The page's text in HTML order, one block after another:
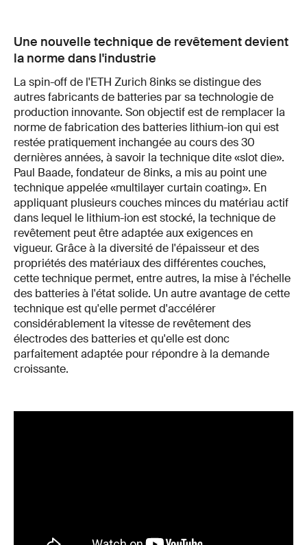
Une nouvelle technique de revêtement devient
la norme dans l'industrie
La spin-off de l'ETH Zurich 8inks se distingue des
autres fabricants de batteries par sa technologie de
production innovante. Son objectif est de remplacer la
norme de fabrication des batteries lithium-ion qui est
restée pratiquement inchangée au cours des 30
dernières années, à savoir la technique dite «slot die».
Paul Baade, fondateur de 8inks, a mis au point une
technique appelée «multilayer curtain coating». En
appliquant plusieurs couches minces du matériau actif
dans lequel le lithium-ion est stocké, la technique de
revêtement peut être adaptée aux exigences en
vigueur. Grâce à la diversité de l'épaisseur et des
propriétés des matériaux des différentes couches,
cette technique permet, entre autres, la mise à l'échelle
des batteries à l'état solide. Un autre avantage de cette
technique est qu'elle permet d'accélérer
considérablement la vitesse de revêtement des
électrodes des batteries et qu'elle est donc
parfaitement adaptée pour répondre à la demande
croissante.